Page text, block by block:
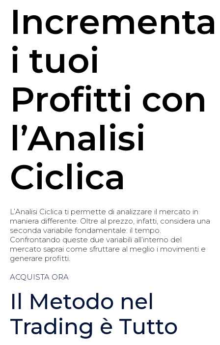
Incrementa
i tuoi
Profitti con
l’Analisi
Ciclica
L’Analisi Ciclica ti permette di analizzare il mercato in
maniera differente. Oltre al prezzo, infatti, considera una
seconda variabile fondamentale: il tempo.
Confrontando queste due variabili all’interno del
mercato saprai come sfruttare al meglio i movimenti e
generare profitti.
ACQUISTA ORA
Il Metodo nel
Trading è Tutto